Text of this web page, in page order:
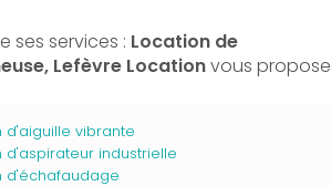
ses services : Location de
Lefèvre Locationvous propose
d'aiguille vibrante
d'aspirateur industrielle
d'échafaudage